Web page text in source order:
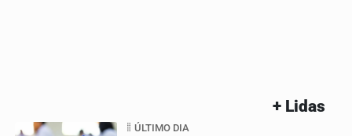
+ Lidas
ÚLTIMO DIA